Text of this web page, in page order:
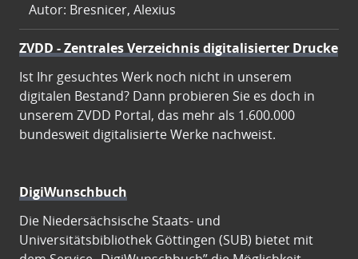
Autor: Bresnicer, Alexius
ZVDD - Zentrales Verzeichnis digitalisierter Drucke
Ist Ihr gesuchtes Werk noch nicht in unserem
digitalen Bestand? Dann probieren Sie es doch in
unserem ZVDD Portal, das mehr als 1.600.000
bundesweit digitalisierte Werke nachweist.
DigiWunschbuch
Die Niedersächsische Staats- und
Universitätsbibliothek Göttingen (SUB) bietet mit